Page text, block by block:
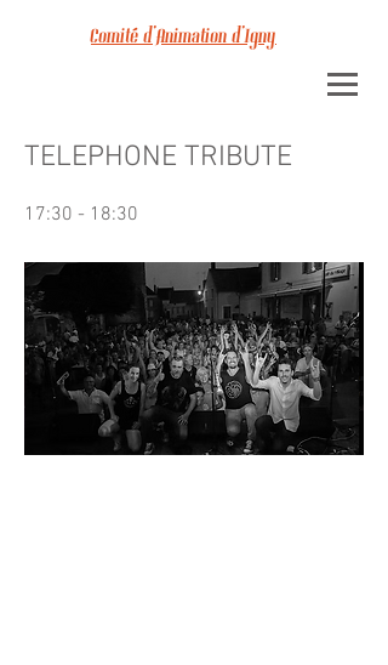
Comité d'Animation d'Igny
TELEPHONE TRIBUTE
17:30 - 18:30